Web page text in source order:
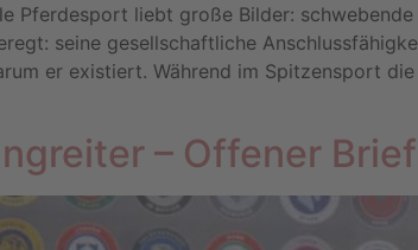
Pferdesport liebt große Bilder:
seine gesellschaftliche
er existiert. Während im Spitzensport
– Offener